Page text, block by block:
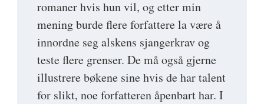
romaner hvis hun vil, og etter min
mening burde flere forfattere la være å
innordne seg alskens sjangerkrav og
teste flere grenser. De må også gjerne
illustrere bøkene sine hvis de har talent
for slikt, noe forfatteren åpenbart har. I